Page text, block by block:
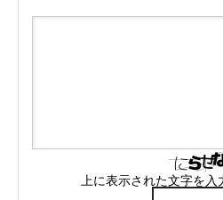
上に表示された文字を入